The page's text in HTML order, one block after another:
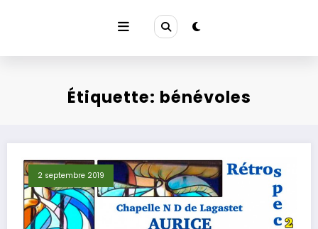
Étiquette: bénévoles
2 septembre 2019